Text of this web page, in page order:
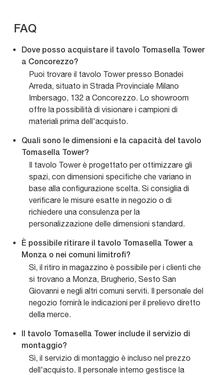
FAQ
Dove posso acquistare il tavolo Tomasella Tower
a Concorezzo?
Puoi trovare il tavolo Tower presso Bonadei
Arreda, situato in Strada Provinciale Milano
Imbersago, 132 a Concorezzo. Lo showroom
offre la possibilità di visionare i campioni di
materiali prima dell'acquisto.
Quali sono le dimensioni e la capacità del tavolo
Tomasella Tower?
Il tavolo Tower è progettato per ottimizzare gli
spazi, con dimensioni specifiche che variano in
base alla configurazione scelta. Si consiglia di
verificare le misure esatte in negozio o di
richiedere una consulenza per la
personalizzazione delle dimensioni standard.
È possibile ritirare il tavolo Tomasella Tower a
Monza o nei comuni limitrofi?
Sì, il ritiro in magazzino è possibile per i clienti che
si trovano a Monza, Brugherio, Sesto San
Giovanni e negli altri comuni serviti. Il personale del
negozio fornirà le indicazioni per il prelievo diretto
della merce.
Il tavolo Tomasella Tower include il servizio di
montaggio?
Sì, il servizio di montaggio è incluso nel prezzo
dell'acquisto. Il personale interno gestisce la